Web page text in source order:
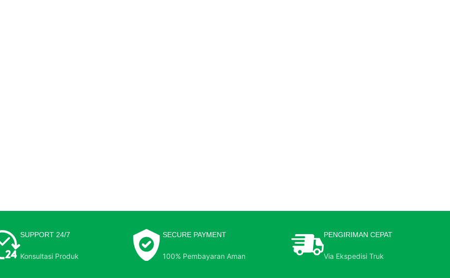
SUPPORT 24/7
Konsultasi Produk
SECURE PAYMENT
100% Pembayaran Aman
PENGIRIMAN CEPAT
Via Ekspedisi Truk